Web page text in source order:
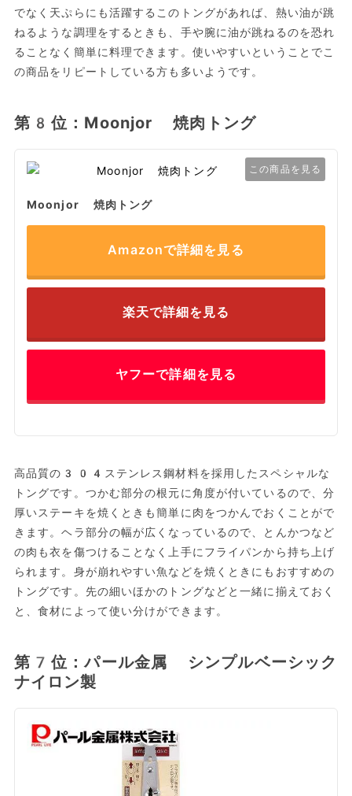
でなく天ぷらにも活躍するこのトングがあれば、熱い油が跳
ねるような調理をするときも、手や腕に油が跳ねるのを恐れ
ることなく簡単に料理できます。使いやすいということでこ
の商品をリピートしている方も多いようです。
第8位：Moonjor 焼肉トング
この商品を見る
Moonjor 焼肉トング
Amazonで詳細を見る
楽天で詳細を見る
ヤフーで詳細を見る
高品質の304ステンレス鋼材料を採用したスペシャルな
トングです。つかむ部分の根元に角度が付いているので、分
厚いステーキを焼くときも簡単に肉をつかんでおくことがで
きます。ヘラ部分の幅が広くなっているので、とんかつなど
の肉も衣を傷つけることなく上手にフライパンから持ち上げ
られます。身が崩れやすい魚などを焼くときにもおすすめの
トングです。先の細いほかのトングなどと一緒に揃えておく
と、食材によって使い分けができます。
第7位：パール金属 シンプルベーシック
ナイロン製